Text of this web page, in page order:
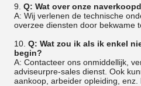
9. Q: Wat over onze
A: Wij verlenen de technische
overzee diensten door bekwame
10. Q: Wat zou ik als ik enkel
begin?
A: Contacteer ons onmiddellijk,
adviseurpre-sales dienst. Ook
aankoop, arbeider opleiding, enz.